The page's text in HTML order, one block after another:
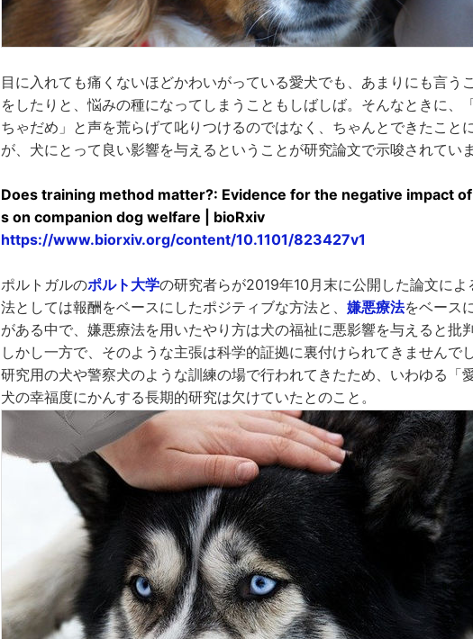
目に入れても痛くないほどかわいがっている愛犬でも、あまりにも言う
をしたりと、悩みの種になってしまうこともしばしば。そんなときに、
ちゃだめ」と声を荒らげて叱りつけるのではなく、ちゃんとできたこと
が、犬にとって良い影響を与えるということが研究論文で示唆されていま
Does training method matter?: Evidence for the negative impact
s on companion dog welfare | bioRxiv
https://www.biorxiv.org/content/10.1101/823427v1
ポルトガルのポルト大学の研究者らが2019年10月末に公開した論文に
法としては報酬をベースにしたポジティブな方法と、 嫌悪療法をベース
がある中で、嫌悪療法を用いたやり方は犬の福祉に悪影響を与えると批
しかし一方で、そのような主張は科学的証拠に裏付けられてきませんで
研究用の犬や警察犬のような訓練の場で行われてきたため、いわゆる「
犬の幸福度にかんする長期的研究は欠けていたとのこと。